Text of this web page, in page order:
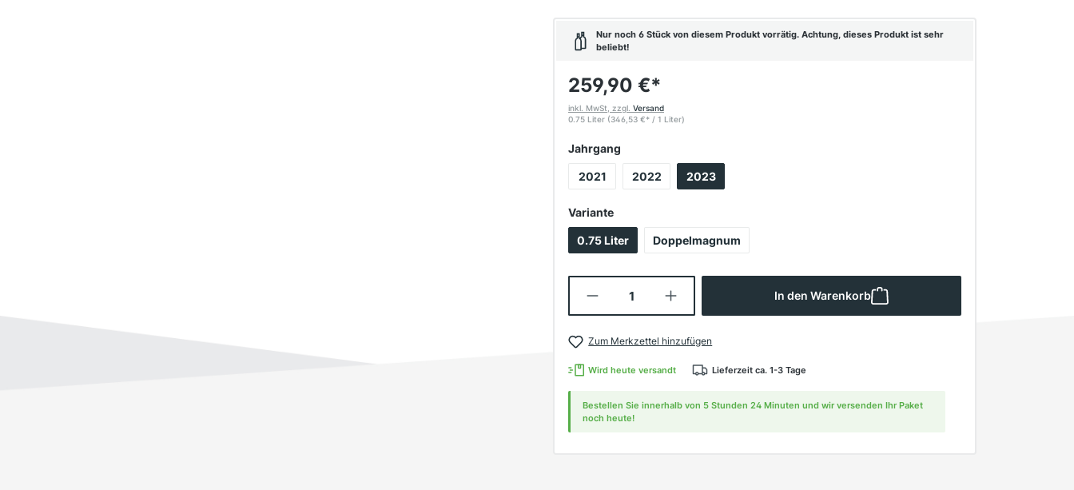
Nur noch 6 Stück von diesem Produkt vorrätig. Achtung, dieses Produkt ist sehr
beliebt!
259,90 €*
inkl. MwSt, zzgl. Versand
0.75 Liter (346,53 €* / 1 Liter)
Jahrgang
2021 2022 2023
Varianteauswählen
0.75 Liter Doppelmagnum
Produkt Anzahl: Gib den gewünschten Wert ein oder
In den Warenkorb
Zum Merkzettel hinzufügen
Wird heute versandt Lieferzeit ca. 1-3 Tage
Bestellen Sie innerhalb von 5 Stunden 24 Minuten und wir versenden Ihr Paket
noch heute!